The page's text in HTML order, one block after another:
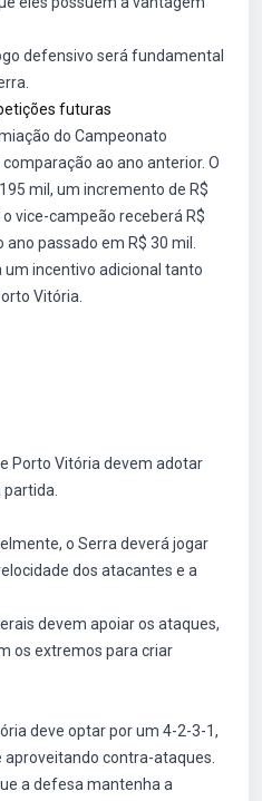
defensivo será fundamental
futuras
do Campeonato
ao ano anterior. O
mil, um incremento de R$
vice-campeão receberá R$
passado em R$ 30 mil.
um incentivo adicional tanto
Vitória.
Porto Vitória devem adotar
o Serra deverá jogar
dos atacantes e a
devem apoiar os ataques,
os extremos para criar
deve optar por um 4-2-3-1,
contra-ataques.
a defesa mantenha a